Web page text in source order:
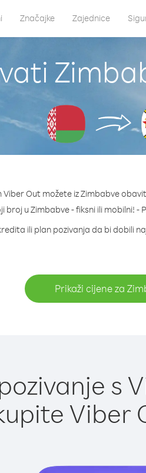
Značajke Zajednice
Viber Out možete iz Zimbabve
broj u Zimbabve - fiksni ili mobilni!
ili plan pozivanja da bi dobili
Prikaži cijene za
s
Viber